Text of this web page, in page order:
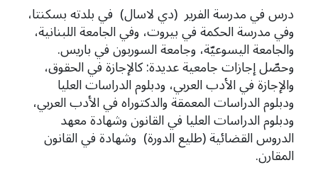
درس في مدرسة الفرير (دي لاسال) في بلدته بسكنتا،
وفي مدرسة الحكمة في بيروت، وفي الجامعة اللبنانية،
والجامعة اليسوعيّة، وجامعة السوربون في باريس.
وحصّل إجازات جامعية عديدة: كالإجازة في الحقوق،
والإجازة في الأدب العربي، ودبلوم الدراسات العليا
ودبلوم الدراسات المعمقة والدكتوراه في الأدب العربي،
ودبلوم الدراسات العليا في القانون وشهادة معهد
الدروس القضائية (طليع الدورة) وشهادة في القانون
المقارن.